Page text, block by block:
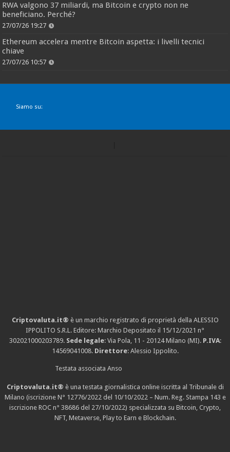
RWA valgono 37 miliardi, ma Bitcoin e crypto non ne
beneficiano. Perché?
27/07/26 19:27
Ethereum accelera mentre Bitcoin aspetta: i livelli tecnici
chiave
27/07/26 10:57
Siamo su:
Criptovaluta.it® è un marchio registrato di proprietà della ALESSIO
IPPOLITO S.R.L. Editore: Marchio Depositato il 15/12/2021 n°
302021000203789. Sede legale: Via Pola, 11 - 20124 Milano (MI). P.IVA:
14569041008. Direttore: Alessio Ippolito.
Testata associata Anso
Criptovaluta.it® è una testata giornalistica online iscritta al Tribunale di
Milano (iscrizione N° 12776/2022 del 10/10/2022 – Num. Reg. Stampa 143 e
iscrizione ROC n° 38686 del 27/10/2022) specializzata su Bitcoin, Crypto,
NFT, Metaverse, Play to Earn e Blockchain.